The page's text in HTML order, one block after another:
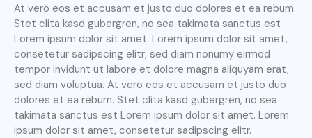
At vero eos et accusam et justo duo dolores et ea rebum.
Stet clita kasd gubergren, no sea takimata sanctus est
Lorem ipsum dolor sit amet. Lorem ipsum dolor sit amet,
consetetur sadipscing elitr, sed diam nonumy eirmod
tempor invidunt ut labore et dolore magna aliquyam erat,
sed diam voluptua. At vero eos et accusam et justo duo
dolores et ea rebum. Stet clita kasd gubergren, no sea
takimata sanctus est Lorem ipsum dolor sit amet. Lorem
ipsum dolor sit amet, consetetur sadipscing elitr.